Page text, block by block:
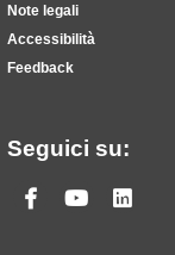
Note legali
Accessibilità
Feedback
Seguici su:
Facebook
Youtube